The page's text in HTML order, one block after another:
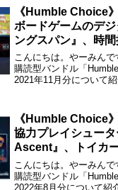
下記のページで詳しく
で...
《Humble Choice
ボードゲームのデ
ングスパン』、時
パズル『Timelie』
作多数。
こんにちは。やーみん
購読型バンドル「
2021年11月分について紹
下記のページで詳しく
で...
《Humble Choice
協力プレイシュー
Ascent』、トイカ
『HOT WHEELS
UNLEASHED』な
こんにちは。やーみん
購読型バンドル「
2022年8月分について紹